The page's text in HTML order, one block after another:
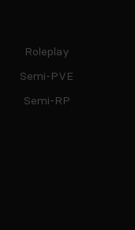
Roleplay
Semi-PVE
Semi-RP